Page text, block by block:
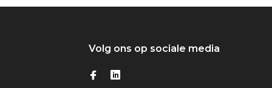
Volg ons op sociale media